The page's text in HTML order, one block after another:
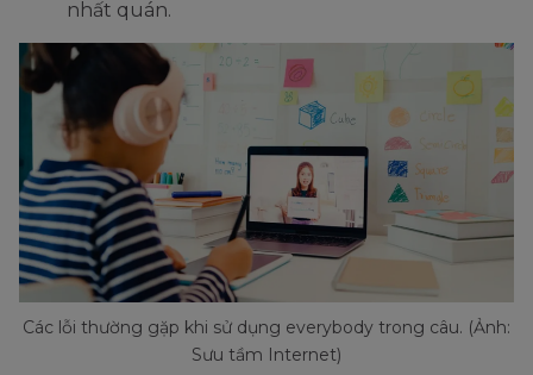
nhất quán.
Các lỗi thường gặp khi sử dụng everybody trong câu. (Ảnh:
Sưu tầm Internet)